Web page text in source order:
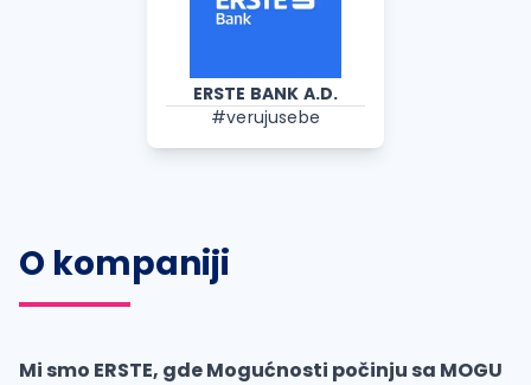
ERSTE BANK A.D.
#verujusebe
O kompaniji
Mi smo ERSTE, gde Mogućnosti počinju sa MOGU